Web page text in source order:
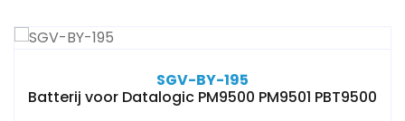
SGV-BY-195
Batterij voor Datalogic PM9500 PM9501 PBT9500